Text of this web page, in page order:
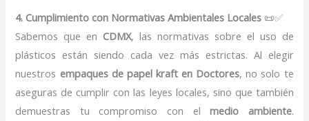
4. Cumplimiento con Normativas Ambientales Locales 📜✅
Sabemos que en CDMX, las normativas sobre el uso de
plásticos están siendo cada vez más estrictas. Al elegir
nuestros empaques de papel kraft en Doctores, no solo te
aseguras de cumplir con las leyes locales, sino que también
demuestras tu compromiso con elmedio ambiente.